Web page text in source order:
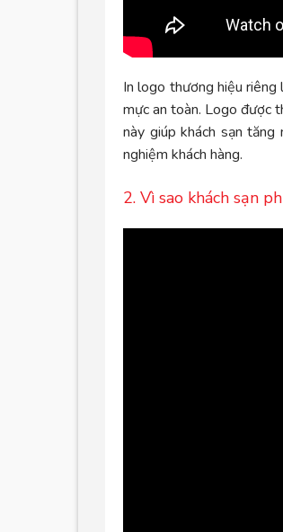
In logo thương hiệu
mực an toàn. Logo được
này giúp khách sạn
nghiệm khách hàng.
2. Vì sao khách sạn